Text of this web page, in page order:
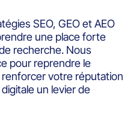
SEO, GEO et AEO
une place forte
recherche. Nous
pour reprendre le
votre réputation
un levier de